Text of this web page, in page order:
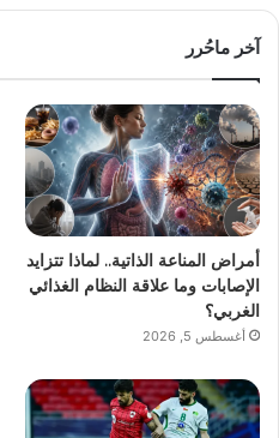
آخر ماحُرر
أمراض المناعة الذاتية.. لماذا تتزايد
الإصابات وما علاقة النظام الغذائي
الغربي؟
أغسطس 5, 2026